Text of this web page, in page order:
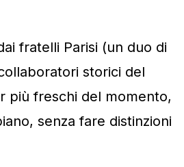
fratelli Parisi (un duo di
storici del
più freschi del momento,
senza fare distinzioni